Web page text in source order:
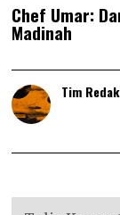
Chef Umar:
Madinah
Tim